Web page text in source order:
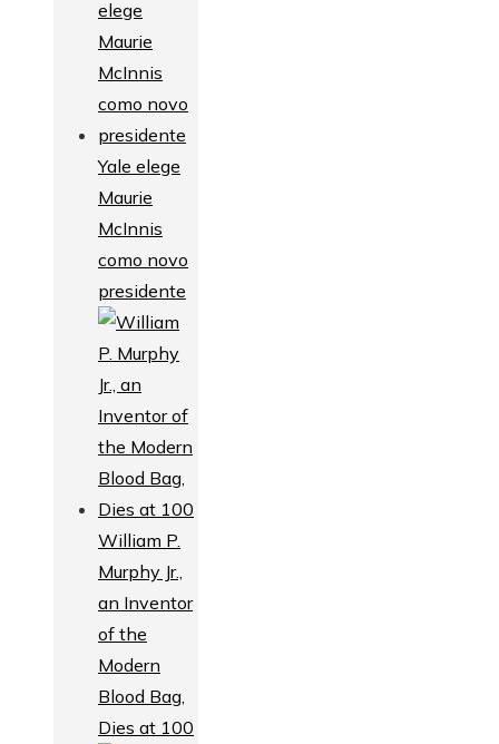
Yale elege
Maurie
McInnis
como novo
presidente
William P.
Murphy Jr.,
an Inventor
of the
Modern
Blood Bag,
Dies at 100